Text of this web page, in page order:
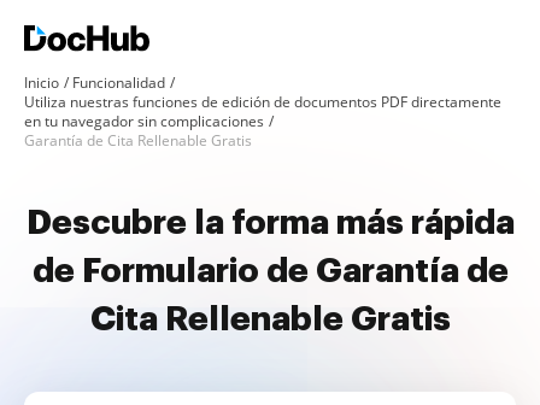
Inicio
Funcionalidad
Utiliza nuestras funciones de edición de documentos PDF directamente
en tu navegador sin complicaciones
Garantía de Cita Rellenable Gratis
Descubre la forma más rápida
de Formulario de Garantía de
Cita Rellenable Gratis